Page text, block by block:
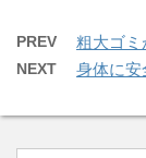
PREV 粗大ゴミ
NEXT 身体に安